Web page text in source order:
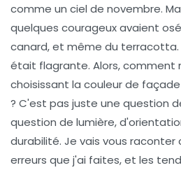
comme un ciel de novembre.
quelques courageux avaient
canard, et même du terracotta.
était flagrante. Alors, comment
choisissant la couleur de
? C'est pas juste une question
question de lumière,
durabilité. Je vais vous raconter
erreurs que j'ai faites, et les